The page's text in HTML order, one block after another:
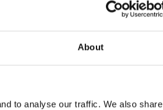
About
to analyse our traffic. We also share